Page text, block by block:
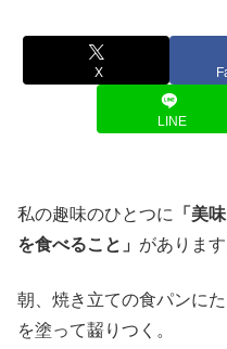
X
LINE
私の趣味のひとつに
「美
を食べること」 があります
朝、焼き立ての食パンに
を塗って齧りつく。